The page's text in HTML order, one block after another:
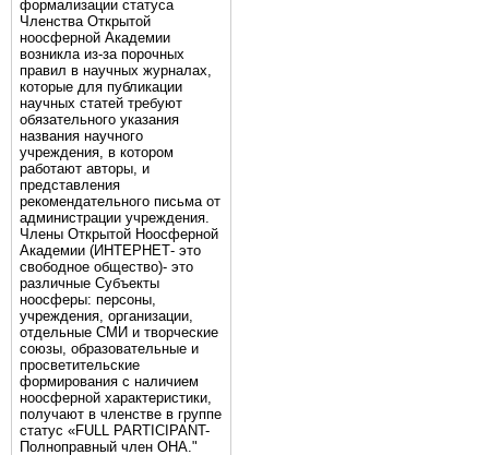
формализации статуса
Членства Открытой
ноосферной Академии
возникла из-за порочных
правил в научных журналах,
которые для публикации
научных статей требуют
обязательного указания
названия научного
учреждения, в котором
работают авторы, и
представления
рекомендательного письма от
администрации учреждения.
Члены Открытой Ноосферной
Академии (ИНТЕРНЕТ- это
свободное общество)- это
различные Субъекты
ноосферы: персоны,
учреждения, организации,
отдельные СМИ и творческие
союзы, образовательные и
просветительские
формирования с наличием
ноосферной характеристики,
получают в членстве в группе
статус «FULL PARTICIPANT-
Полноправный член ОНА."